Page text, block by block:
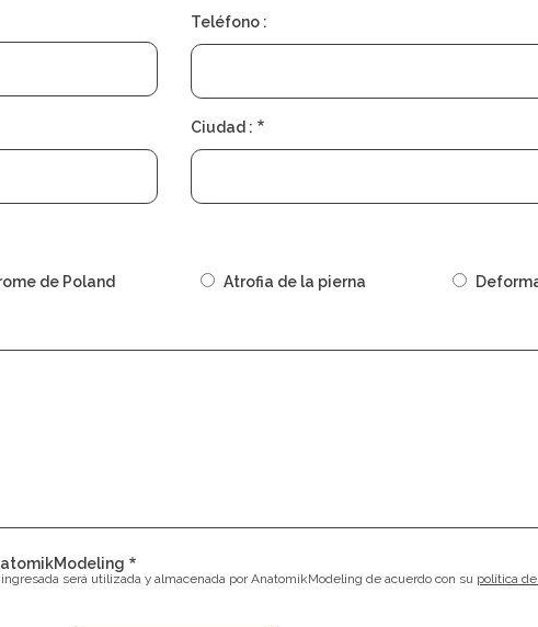
Teléfono :
Ciudad :
de Poland Atrofia de la pierna
será utilizada y almacenada por AnatomikModeling de acuerdo con su política